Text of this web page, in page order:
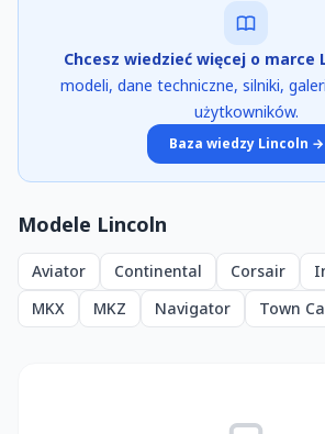
Chcesz wiedzieć więcej o marce
modeli, dane techniczne, silniki,
użytkowników.
Baza wiedzy Lincoln →
Modele Lincoln
Aviator Continental Corsair
MKX
MKZ Navigator Town